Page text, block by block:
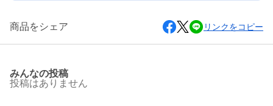
商品をシェア リンクをコピー
みんなの投稿
投稿はありません